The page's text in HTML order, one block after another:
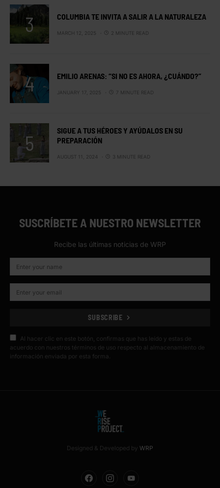
COLUMBIA TE INVITA A SALIR A LA NATURALEZA
MARCH 12, 2025 2 MINUTE READ
EMILIO ARENAS: “SI NO ES AHORA, ¿CUÁNDO?”
JANUARY 17, 2025 7 MINUTE READ
SIGUE A TUS HÉROES Y AYÚDALOS EN SU
PREPARACIÓN
AUGUST 11, 2024 3 MINUTE READ
SUSCRÍBETE A NUESTRO NEWSLETTER
Recibe las últimas noticias de WRP
SUBSCRIBE
Al hacer clic en este botón, confirmas que has leído y estas de
acuerdo con nuestros términos de uso respecto al almacenamiento de
información enviada por esta forma.
Designed & Developed by WRP